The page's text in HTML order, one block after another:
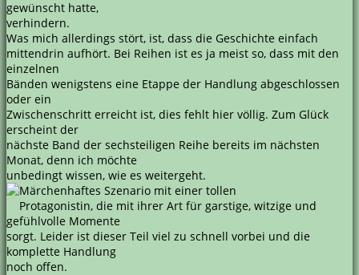
gewünscht hatte,
verhindern.
Was mich allerdings stört, ist, dass die Geschichte einfach
mittendrin aufhört. Bei Reihen ist es ja meist so, dass mit den
einzelnen
Bänden wenigstens eine Etappe der Handlung abgeschlossen
oder ein
Zwischenschritt erreicht ist, dies fehlt hier völlig. Zum Glück
erscheint der
nächste Band der sechsteiligen Reihe bereits im nächsten
Monat, denn ich möchte
unbedingt wissen, wie es weitergeht.
Märchenhaftes Szenario mit einer tollen
Protagonistin, die mit ihrer Art für garstige, witzige und
gefühlvolle Momente
sorgt. Leider ist dieser Teil viel zu schnell vorbei und die
komplette Handlung
noch offen.